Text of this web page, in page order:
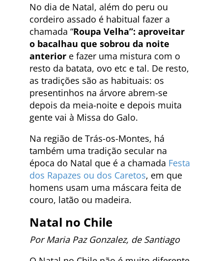
No dia de Natal, além do peru ou
cordeiro assado é habitual fazer a
chamada “Roupa Velha”: aproveitar
o bacalhau que sobrou da noite
anterior e fazer uma mistura com o
resto da batata, ovo etc e tal. De resto,
as tradições são as habituais: os
presentinhos na árvore abrem-se
depois da meia-noite e depois muita
gente vai à Missa do Galo.
Na região de Trás-os-Montes, há
também uma tradição secular na
época do Natal que é a chamada Festa
dos Rapazes ou dos Caretos, em que
homens usam uma máscara feita de
couro, latão ou madeira.
Natal no Chile
Por Maria Paz Gonzalez, de Santiago